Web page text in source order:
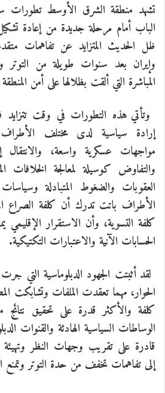
ن
r
ي
س
ت
تشهد منطقة الشرق الأوسط تطورات
الباب أمام مرحلة جديدة من إعادة تشكيل
ظل الحديث المتزايد عن تفاهمات
وإيران بعد سنوات طويلة من التوتر
المباشرة التي ألقت بظلالها على أمن
وتأتي هذه التطورات في وقت
إرادة سياسية لدى مختلف
مواجهات عسكرية واسعة، والانتقال
والتفاوض كوسيلة لمعالجة الخلافات
العقوبات والضغوط المتبادلة
الأطراف باتت تدرك أن كلفة الصراع
كلفة التسوية، وأن الاستقرار الإقليمي
الحسابات الآنية والاعتبارات التكتيكية.
لقد أثبتت الجهود الدبلوماسية التي
الحوار، مهما تعقدت الملفات وتشابكت
كلفة والأكثر قدرة على تحقيق
الوساطات السياسية الهادئة والقنوات
قادرة على تقريب وجهات النظر وتهيئة
إلى تفاهمات تخفف من حدة التوتر وتمنع